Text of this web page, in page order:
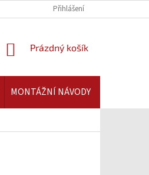
PLATBA A DOPRAVA |
Přihlášení
NÁKUPNÍ
Prázdný košík
MONTÁŽNÍ NÁVODY